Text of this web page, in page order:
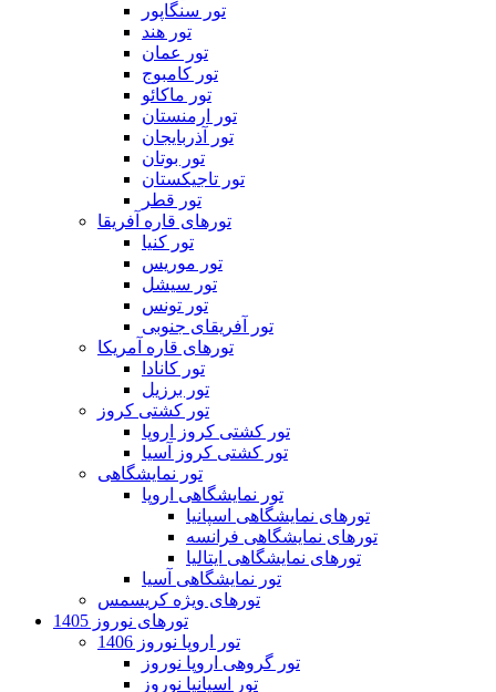
تور سنگاپور
تور هند
تور عمان
تور کامبوج
تور ماکائو
تور ارمنستان
تور آذربایجان
تور بوتان
تور تاجیکستان
تور قطر
تورهای قاره آفریقا
تور کنیا
تور موریس
تور سیشل
تور تونس
تور آفریقای جنوبی
تورهای قاره آمریکا
تور کانادا
تور برزیل
تور کشتی کروز
تور کشتی کروز اروپا
تور کشتی کروز آسیا
تور نمایشگاهی
تور نمایشگاهی اروپا
تورهای نمایشگاهی اسپانیا
تورهای نمایشگاهی فرانسه
تورهای نمایشگاهی ایتالیا
تور نمایشگاهی آسیا
تورهای ویژه کریسمس
تورهای نوروز 1405
تور اروپا نوروز 1406
تور گروهی اروپا نوروز
تور اسپانیا نوروز